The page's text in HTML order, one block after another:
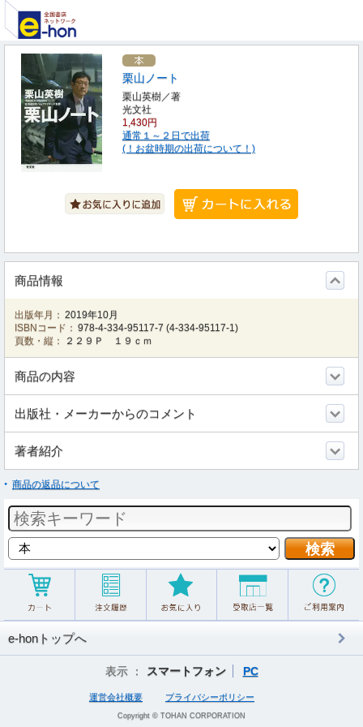
栗山ノート
栗山英樹／著
光文社
1,430円
通常１～２日で出荷
(！お盆時期の出荷について！)
商品情報
出版年月： 2019年10月
ISBNコード： 978-4-334-95117-7 (4-334-95117-1)
頁数・縦：
２２９Ｐ １９ｃｍ
商品の内容
出版社・メーカーからのコメント
著者紹介
商品の返品について
e-honトップへ
表示 ： スマートフォン PC
運営会社概要 プライバシーポリシー
Copyright © TOHAN CORPORATION